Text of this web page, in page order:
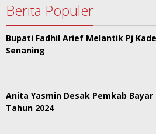
Berita Populer
Bupati Fadhil Arief Melantik Pj
Senaning
Anita Yasmin Desak Pemkab Bayar
Tahun 2024